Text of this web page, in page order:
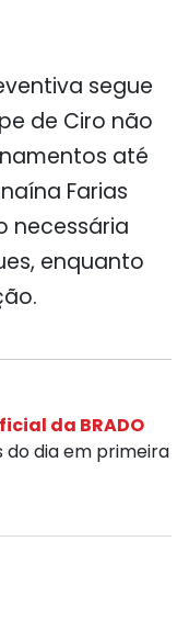
segue
de Ciro não
até
Farias
necessária
enquanto
da BRADO
do dia em primeira